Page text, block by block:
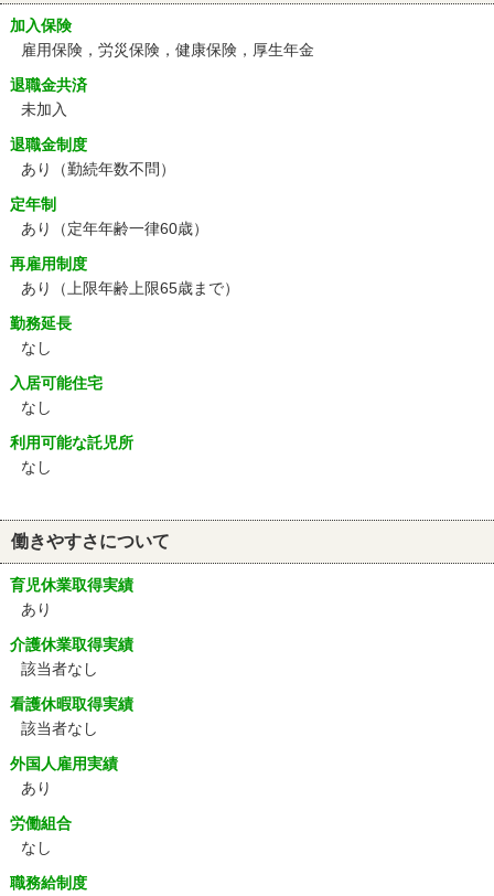
加入保険
雇用保険，労災保険，健康保険，厚生年金
退職金共済
未加入
退職金制度
あり（勤続年数不問）
定年制
あり
（定年年齢一律60歳）
再雇用制度
あり
（上限年齢上限65歳まで）
勤務延長
なし
入居可能住宅
なし
利用可能な託児所
なし
働きやすさについて
育児休業取得実績
あり
介護休業取得実績
該当者なし
看護休暇取得実績
該当者なし
外国人雇用実績
あり
労働組合
なし
職務給制度